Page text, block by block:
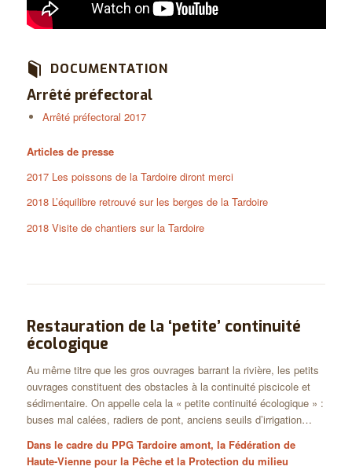
DOCUMENTATION
Arrêté préfectoral
Arrêté préfectoral 2017
Articles de presse
2017 Les poissons de la Tardoire diront merci
2018 L’équilibre retrouvé sur les berges de la Tardoire
2018 Visite de chantiers sur la Tardoire
Restauration de la ‘petite’ continuité
écologique
Au même titre que les gros ouvrages barrant la rivière, les petits
ouvrages constituent des obstacles à la continuité piscicole et
sédimentaire. On appelle cela la « petite continuité écologique » :
buses mal calées, radiers de pont, anciens seuils d’irrigation…
Dans le cadre du PPG Tardoire amont, la Fédération de
Haute-Vienne pour la Pêche et la Protection du milieu